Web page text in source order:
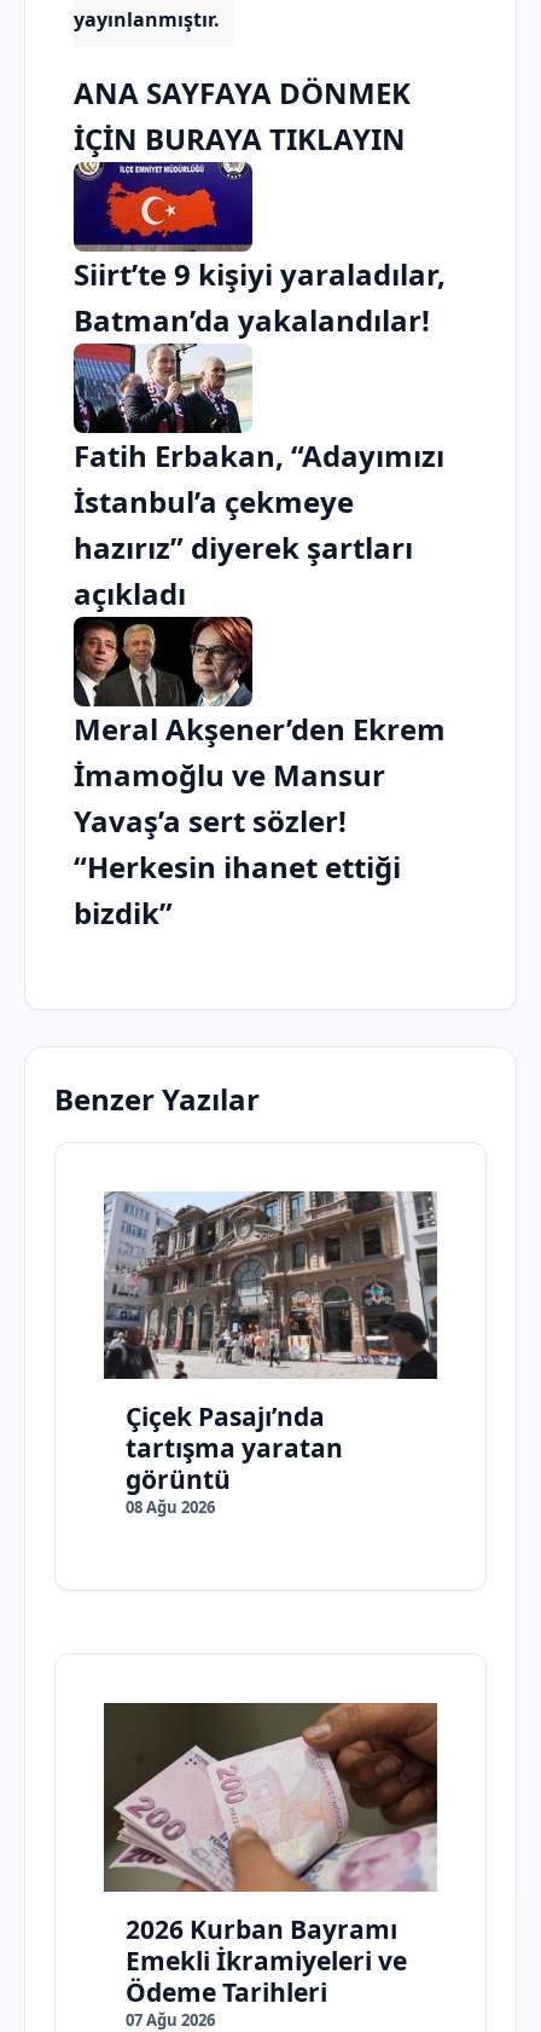
yayınlanmıştır.
ANA SAYFAYA DÖNMEK
İÇİN BURAYA TIKLAYIN
Siirt’te 9 kişiyi yaraladılar,
Batman’da yakalandılar!
Fatih Erbakan, “Adayımızı
İstanbul’a çekmeye
hazırız” diyerek şartları
açıkladı
Meral Akşener’den Ekrem
İmamoğlu ve Mansur
Yavaş’a sert sözler!
“Herkesin ihanet ettiği
bizdik”
Benzer Yazılar
Çiçek Pasajı’nda
tartışma yaratan
görüntü
08 Ağu 2026
2026 Kurban Bayramı
Emekli İkramiyeleri ve
Ödeme Tarihleri
07 Ağu 2026